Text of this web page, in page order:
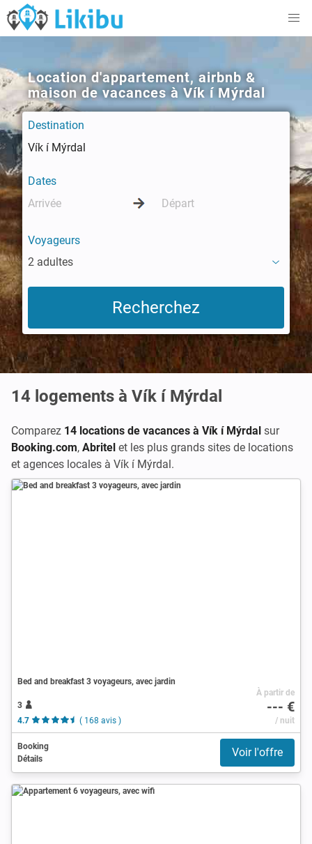
Location d'appartement, airbnb &
maison de vacances à Vík í Mýrdal
Destination
Dates
Voyageurs
2 adultes
14 logements à Vík í Mýrdal
Comparez 14 locations de vacances à Vík í Mýrdal sur
Booking.com, Abritel et les plus grands sites de locations
et agences locales à Vík í Mýrdal.
Bed and breakfast 3 voyageurs, avec jardin
3
4.7
( 168 avis )
À partir de
--- €
/ nuit
Booking
Détails
Voir l'offre